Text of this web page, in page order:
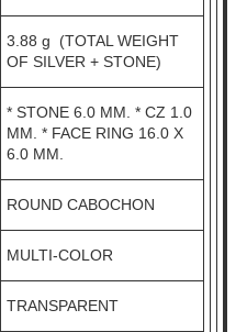
3.88 g (TOTAL WEIGHT
OF SILVER + STONE)
* STONE 6.0 MM. * CZ 1.0
MM. * FACE RING 16.0 X
6.0 MM.
ROUND CABOCHON
MULTI-COLOR
TRANSPARENT